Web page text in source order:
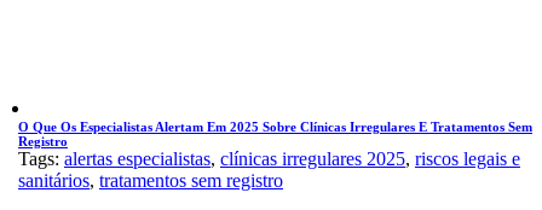
O Que Os Especialistas Alertam Em 2025 Sobre Clínicas Irregulares E Tratamentos Sem
Registro
Tags: alertas especialistas, clínicas irregulares 2025, riscos legais e
sanitários, tratamentos sem registro